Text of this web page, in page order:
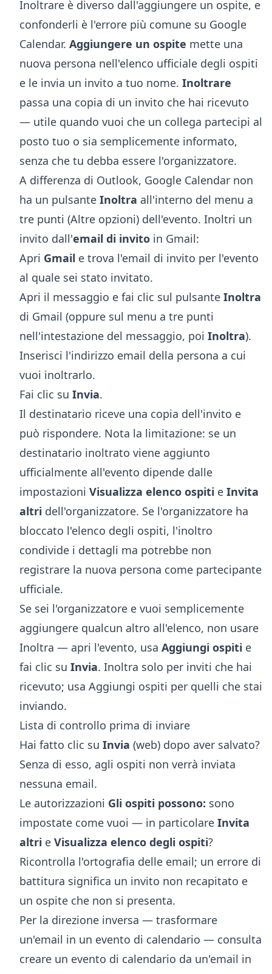
Inoltrare è diverso dall'aggiungere un ospite, e
confonderli è l'errore più comune su Google
Calendar. Aggiungere un ospite mette una
nuova persona nell'elenco ufficiale degli ospiti
e le invia un invito a tuo nome. Inoltrare
passa una copia di un invito che hai ricevuto
— utile quando vuoi che un collega partecipi al
posto tuo o sia semplicemente informato,
senza che tu debba essere l'organizzatore.
A differenza di Outlook, Google Calendar non
ha un pulsante Inoltra all'interno del menu a
tre punti (Altre opzioni) dell'evento. Inoltri un
invito dall'email di invito in Gmail:
Apri Gmail e trova l'email di invito per l'evento
al quale sei stato invitato.
Apri il messaggio e fai clic sul pulsante Inoltra
di Gmail (oppure sul menu a tre punti
nell'intestazione del messaggio, poi Inoltra).
Inserisci l'indirizzo email della persona a cui
vuoi inoltrarlo.
Fai clic su Invia.
Il destinatario riceve una copia dell'invito e
può rispondere. Nota la limitazione: se un
destinatario inoltrato viene aggiunto
ufficialmente all'evento dipende dalle
impostazioni Visualizza elenco ospiti e Invita
altri dell'organizzatore. Se l'organizzatore ha
bloccato l'elenco degli ospiti, l'inoltro
condivide i dettagli ma potrebbe non
registrare la nuova persona come partecipante
ufficiale.
Se sei l'organizzatore e vuoi semplicemente
aggiungere qualcun altro all'elenco, non usare
Inoltra — apri l'evento, usa Aggiungi ospiti e
fai clic su Invia. Inoltra solo per inviti che hai
ricevuto; usa Aggiungi ospiti per quelli che stai
inviando.
Lista di controllo prima di inviare
Hai fatto clic su Invia (web) dopo aver salvato?
Senza di esso, agli ospiti non verrà inviata
nessuna email.
Le autorizzazioni Gli ospiti possono: sono
impostate come vuoi — in particolare Invita
altri e Visualizza elenco degli ospiti?
Ricontrolla l'ortografia delle email; un errore di
battitura significa un invito non recapitato e
un ospite che non si presenta.
Per la direzione inversa — trasformare
un'email in un evento di calendario — consulta
creare un evento di calendario da un'email in